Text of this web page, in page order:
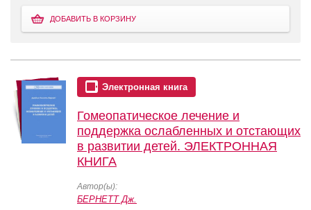
ДОБАВИТЬ В КОРЗИНУ
Электронная книга
Гомеопатическое лечение и
поддержка ослабленных и отстающих
в развитии детей. ЭЛЕКТРОННАЯ
КНИГА
Автор(ы):
БЕРНЕТТ Дж.